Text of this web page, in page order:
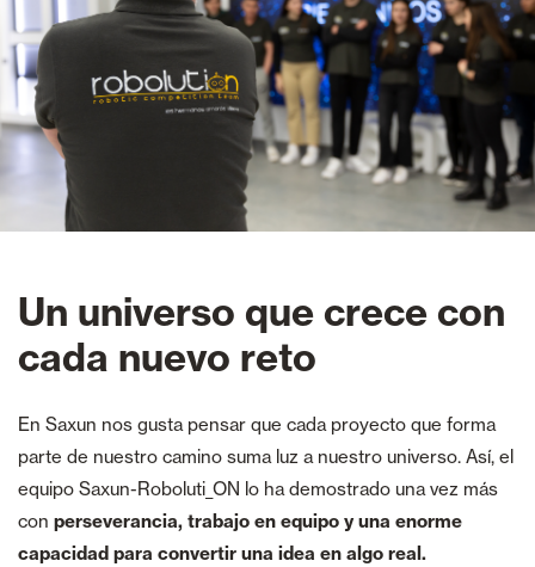
Un universo que crece con
cada nuevo reto
En Saxun nos gusta pensar que cada proyecto que forma
parte de nuestro camino suma luz a nuestro universo. Así, el
equipo Saxun-Roboluti_ON lo ha demostrado una vez más
con perseverancia, trabajo en equipo y una enorme
capacidad para convertir una idea en algo real.